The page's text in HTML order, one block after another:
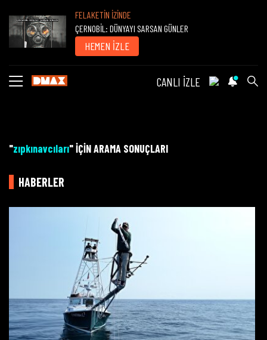
FELAKETİN İZİNDE
ÇERNOBİL: DÜNYAYI SARSAN GÜNLER
HEMEN İZLE
CANLI İZLE
"zıpkınavcıları" İÇİN ARAMA SONUÇLARI
HABERLER